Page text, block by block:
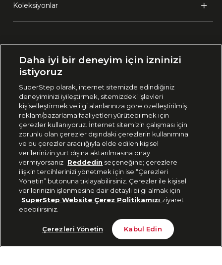
2.399 TL Gelince Haber Ver
Koleksiyonlar
🇹🇷 Türkiye
444 37 36
Uygulamadan Takip Edin
Bizi Takip Edin
Daha iyi bir deneyim için izninizi
istiyoruz
SuperStep olarak, internet sitemizde edindiğiniz
deneyiminizi iyileştirmek, sitemizdeki işlevleri
kişiselleştirmek ve ilgi alanlarınıza göre özelleştirilmiş
reklam/pazarlama faaliyetleri yürütebilmek için
çerezler kullanıyoruz. İnternet sitemizin çalışması için
zorunlu olan çerezler dışındaki çerezlerin kullanımına
ve bu çerezler aracılığıyla elde edilen kişisel
verilerinizin yurt dışına aktarılmasına onay
vermiyorsanız Reddedin seçeneğine; çerezlere
ilişkin tercihlerinizi yönetmek için ise “Çerezleri
Yönetin” butonuna tıklayabilirsiniz. Çerezler ile kişisel
verilerinizin işlenmesine dair detaylı bilgi almak için
SuperStep Website Çerez Politikamızı ziyaret
edebilirsiniz.
Çerezleri Yönetin Kabul Edin